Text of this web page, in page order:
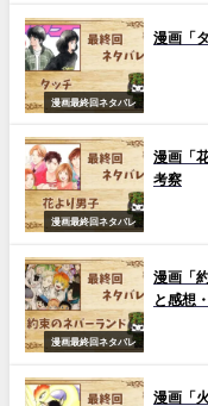
漫画最終回ネタバレ
漫画「
漫画最終回ネタバレ
漫画「
考察
漫画最終回ネタバレ
漫画「
と感想
漫画「